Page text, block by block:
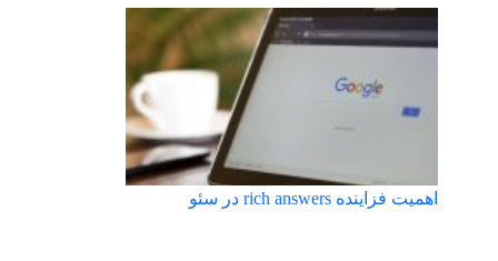
اهمیت فزاینده rich answers در سئو